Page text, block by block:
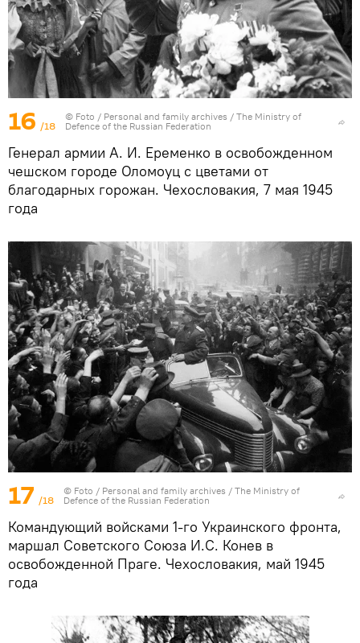
16 /18
© Foto / Personal and family archives / The Ministry of
Defence of the Russian Federation
Генерал армии А. И. Еременко в освобожденном
чешском городе Оломоуц с цветами от
благодарных горожан. Чехословакия, 7 мая 1945
года
17 /18
© Foto / Personal and family archives / The Ministry of
Defence of the Russian Federation
Командующий войсками 1-го Украинского фронта,
маршал Советского Союза И.С. Конев в
освобожденной Праге. Чехословакия, май 1945
года